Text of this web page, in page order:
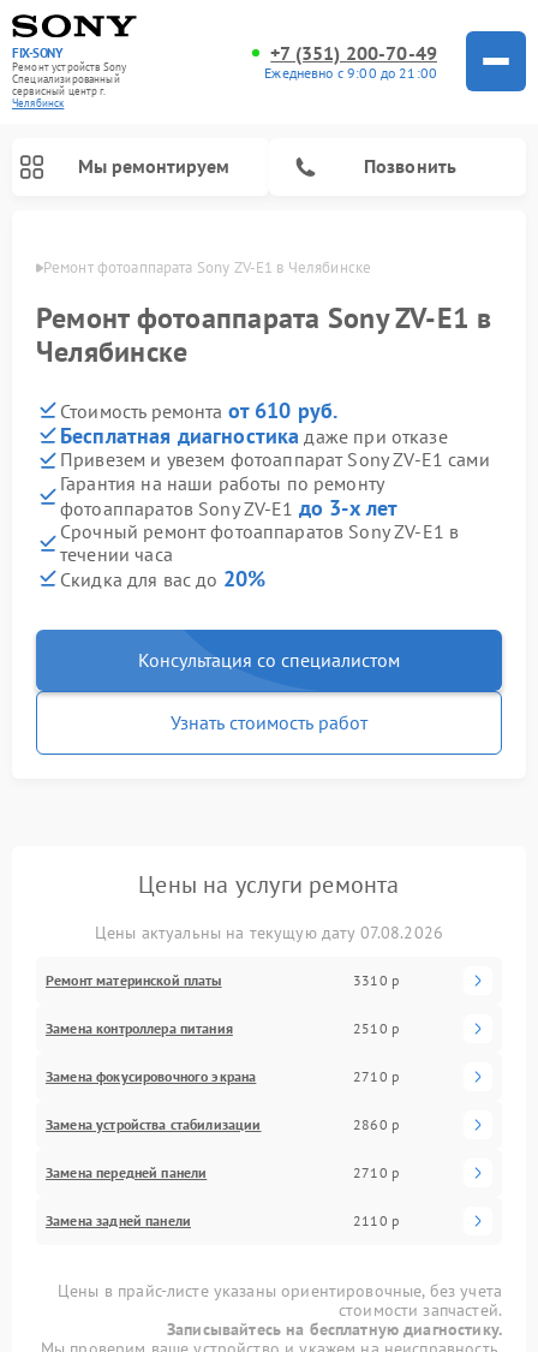
FIX-SONY
Ремонт устройств Sony
Специализированный
cервисный центр г.
Челябинск
+7 (351) 200-70-49
Ежедневно с 9:00 до 21:00
Мы ремонтируем Позвонить
Ремонт фотоаппарата Sony ZV‑E1 в Челябинске
Ремонт фотоаппарата Sony ZV‑E1 в
Челябинске
Стоимость ремонта от 610 руб.
Бесплатная диагностика даже при отказе
Привезем и увезем фотоаппарат Sony ZV‑E1 сами
Гарантия на наши работы по ремонту
фотоаппаратов Sony ZV‑E1 до 3-х лет
Срочный ремонт фотоаппаратов Sony ZV‑E1 в
течении часа
Скидка для вас до 20%
Консультация со специалистом
Узнать стоимость работ
Цены на услуги ремонта
Цены актуальны на текущую дату 07.08.2026
Ремонт материнской платы 3310 р
Замена контроллера питания 2510 р
Замена фокусировочного экрана 2710 р
Замена устройства стабилизации 2860 р
Замена передней панели 2710 р
Замена задней панели 2110 р
Цены в прайс-листе указаны ориентировочные, без учета
стоимости запчастей.
Записывайтесь на бесплатную диагностику.